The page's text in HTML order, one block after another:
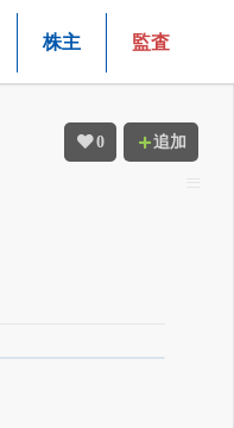
株主 監査
0 追加